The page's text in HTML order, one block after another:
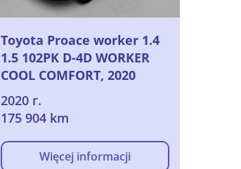
Toyota Proace worker 1.4
1.5 102PK D-4D WORKER
COOL COMFORT, 2020
2020 г.
175 904 km
Więcej informacji